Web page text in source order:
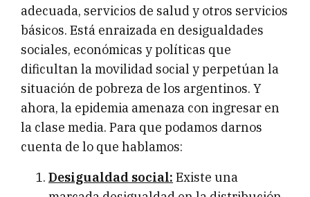
adecuada, servicios de salud y otros servicios
básicos. Está enraizada en desigualdades
sociales, económicas y políticas que
dificultan la movilidad social y perpetúan la
situación de pobreza de los argentinos. Y
ahora, la epidemia amenaza con ingresar en
la clase media. Para que podamos darnos
cuenta de lo que hablamos:
Desigualdad social: Existe una